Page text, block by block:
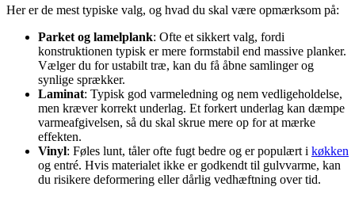
Her er de mest typiske valg, og hvad du skal være opmærksom på:
Parket og lamelplank: Ofte et sikkert valg, fordi
konstruktionen typisk er mere formstabil end massive planker.
Vælger du for ustabilt træ, kan du få åbne samlinger og
synlige sprækker.
Laminat: Typisk god varmeledning og nem vedligeholdelse,
men kræver korrekt underlag. Et forkert underlag kan dæmpe
varmeafgivelsen, så du skal skrue mere op for at mærke
effekten.
Vinyl: Føles lunt, tåler ofte fugt bedre og er populært i køkken
og entré. Hvis materialet ikke er godkendt til gulvvarme, kan
du risikere deformering eller dårlig vedhæftning over tid.